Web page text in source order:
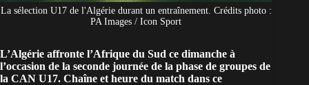
La sélection U17 de l'Algérie durant un entraînement. Crédits photo :
PA Images / Icon Sport
L’Algérie affronte l’Afrique du Sud ce dimanche à
l’occasion de la seconde journée de la phase de groupes de
la CAN U17. Chaîne et heure du match dans ce